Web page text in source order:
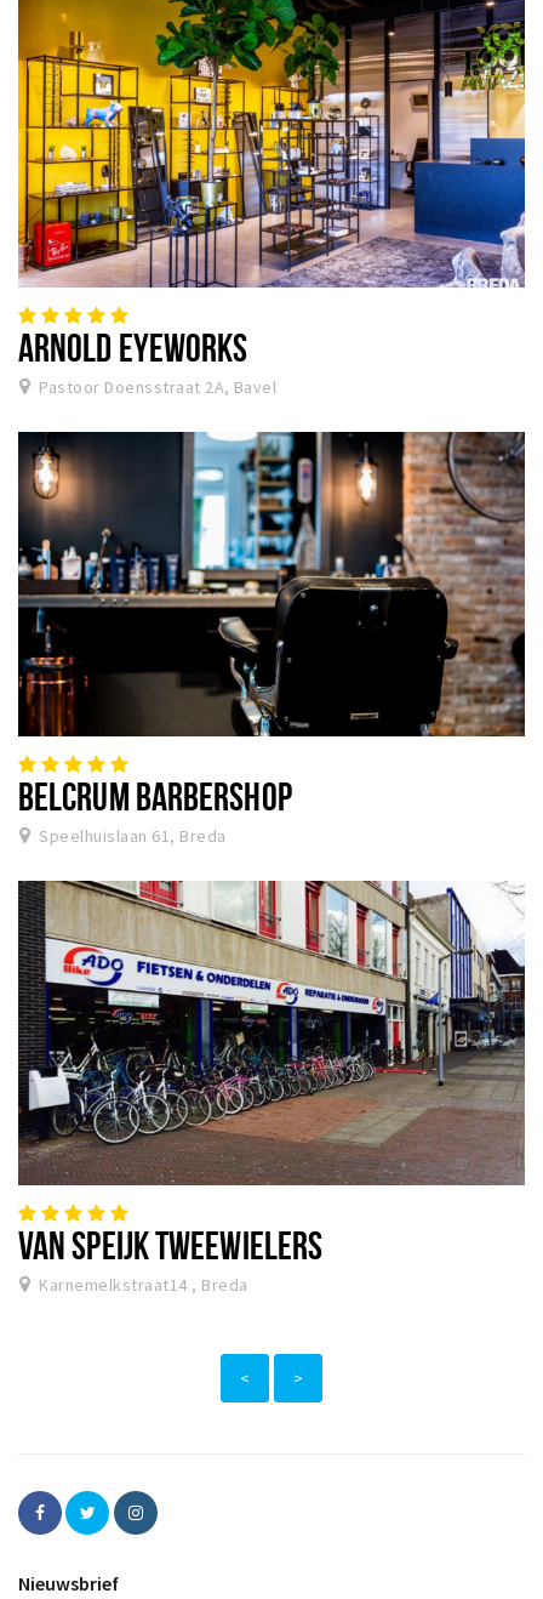
ARNOLD EYEWORKS
Pastoor Doensstraat 2A, Bavel
BELCRUM BARBERSHOP
Speelhuislaan 61, Breda
VAN SPEIJK TWEEWIELERS
Karnemelkstraat14 , Breda
< >
Nieuwsbrief